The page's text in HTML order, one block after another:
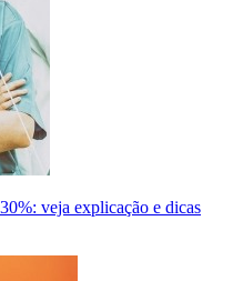
veja explicação e dicas